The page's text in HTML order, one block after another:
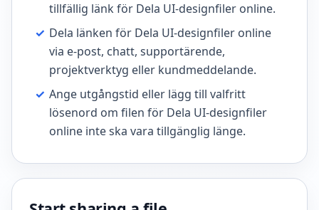
tillfällig länk för Dela UI-designfiler online.
✓ Dela länken för Dela UI-designfiler online
via e-post, chatt, supportärende,
projektverktyg eller kundmeddelande.
✓ Ange utgångstid eller lägg till valfritt
lösenord om filen för Dela UI-designfiler
online inte ska vara tillgänglig länge.